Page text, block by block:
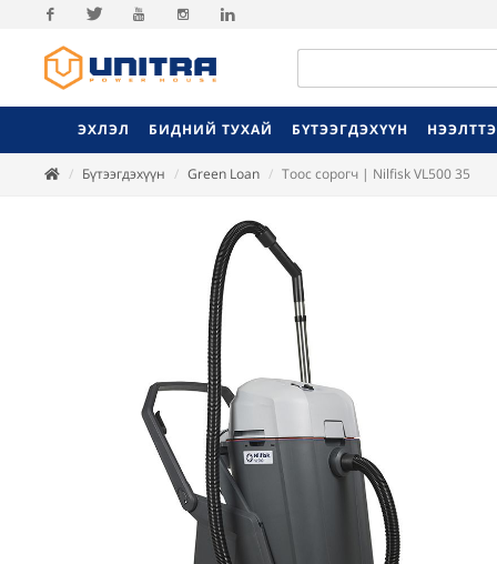
Facebook
ЭХЛЭЛ БИДНИЙ ТУХАЙ БҮТЭЭГДЭХҮҮН
Бүтээгдэхүүн Green Loan Тоос сорогч | Nilfisk VL500 35